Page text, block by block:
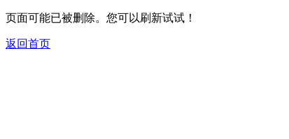
页面可能已被删除。您可以刷新试试！
返回首页